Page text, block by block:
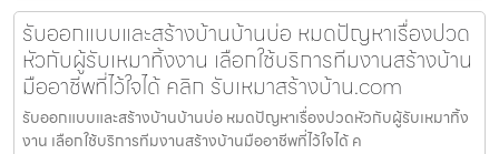
รับออกแบบและสร้างบ้านบ้านบ่อ หมดปัญหาเรื่องปวด
หัวกับผู้รับเหมาทิ้งงาน เลือกใช้บริการทีมงานสร้างบ้าน
มืออาชีพที่ไว้ใจได้ คลิก รับเหมาสร้างบ้าน.com
รับออกแบบและสร้างบ้านบ้านบ่อ หมดปัญหาเรื่องปวดหัวกับผู้รับเหมาทิ้ง
งาน เลือกใช้บริการทีมงานสร้างบ้านมืออาชีพที่ไว้ใจได้ ค